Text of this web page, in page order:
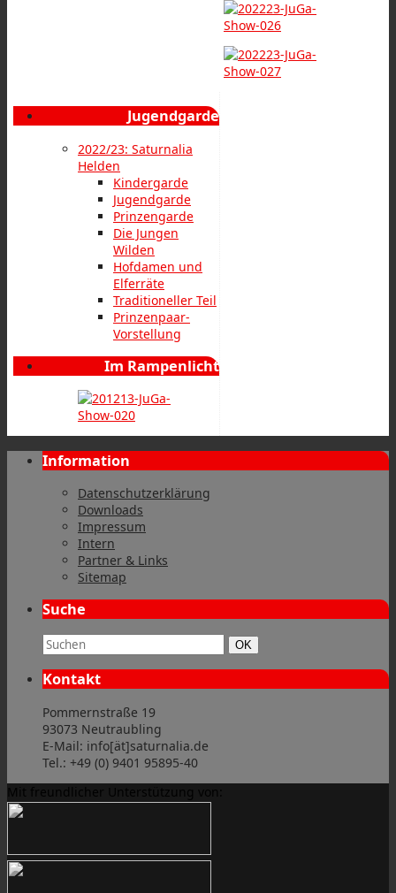
Jugendgarde
2022/23: Saturnalia
Helden
Kindergarde
Jugendgarde
Prinzengarde
Die Jungen
Wilden
Hofdamen und
Elferräte
Traditioneller Teil
Prinzenpaar-
Vorstellung
Im Rampenlicht
Information
Datenschutzerklärung
Downloads
Impressum
Intern
Partner & Links
Sitemap
Suche
Suchbegriff: Suchen
OK
Kontakt
Pommernstraße 19
93073 Neutraubling
E-Mail: info[ät]saturnalia.de
Tel.: +49 (0) 9401 95895-40